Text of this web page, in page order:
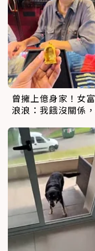
曾擁上億身家！女
浪浪：我餓沒關係